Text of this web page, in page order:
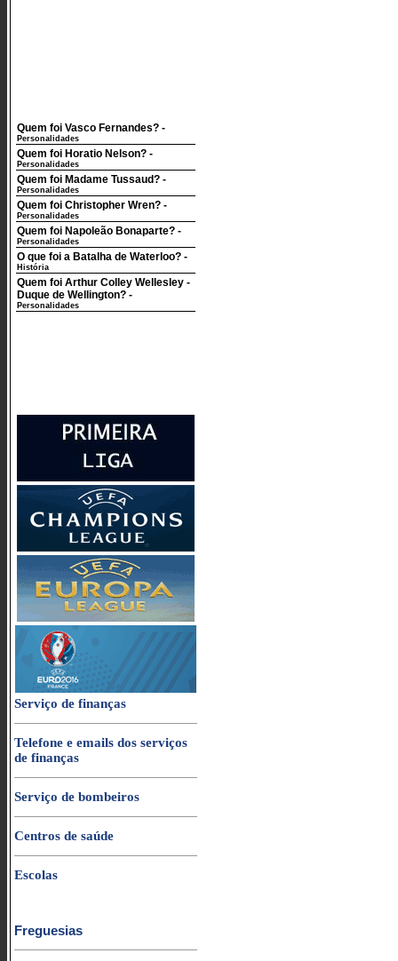
Quem foi Vasco Fernandes? -
Personalidades
Quem foi Horatio Nelson? -
Personalidades
Quem foi Madame Tussaud? -
Personalidades
Quem foi Christopher Wren? -
Personalidades
Quem foi Napoleão Bonaparte? -
Personalidades
O que foi a Batalha de Waterloo? -
História
Quem foi Arthur Colley Wellesley -
Duque de Wellington? -
Personalidades
Serviço de finanças
Telefone e emails dos serviços
de finanças
Serviço de bombeiros
Centros de saúde
Escolas
Freguesias